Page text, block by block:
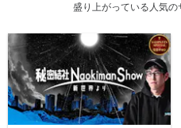
盛り上がっている人気の